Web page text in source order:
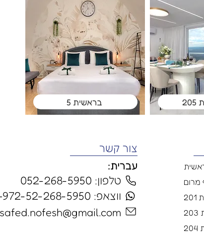
בראשית 5
צור קשר
עברית:
טלפון: 052-268-5950
ווצאפ: 972-52-268-5950+
safed.nofesh@gmail.com
מרום